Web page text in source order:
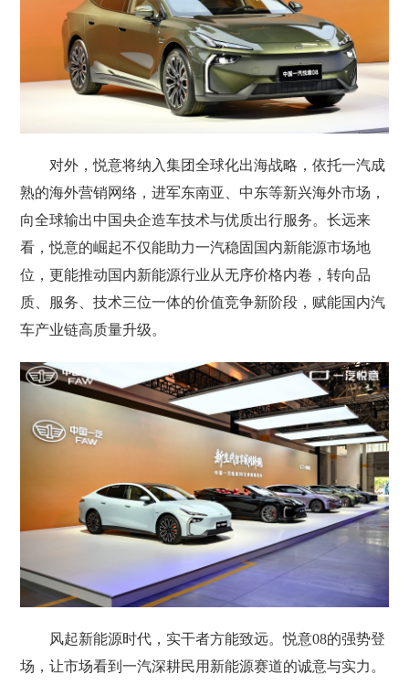
对外，悦意将纳入集团全球化出海战略，依托一汽成
熟的海外营销网络，进军东南亚、中东等新兴海外市场，
向全球输出中国央企造车技术与优质出行服务。长远来
看，悦意的崛起不仅能助力一汽稳固国内新能源市场地
位，更能推动国内新能源行业从无序价格内卷，转向品
质、服务、技术三位一体的价值竞争新阶段，赋能国内汽
车产业链高质量升级。
风起新能源时代，实干者方能致远。悦意08的强势登
场，让市场看到一汽深耕民用新能源赛道的诚意与实力。